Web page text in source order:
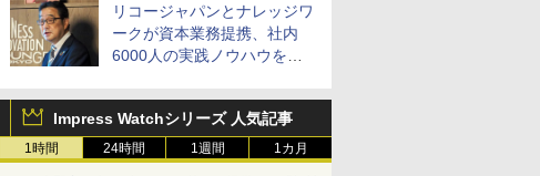
リコージャパンとナレッジワ
ークが資本業務提携、社内
6000人の実践ノウハウを生
RICOH」を展開へ
Impress Watchシリーズ 人気記事
1時間 24時間 1週間 1カ月